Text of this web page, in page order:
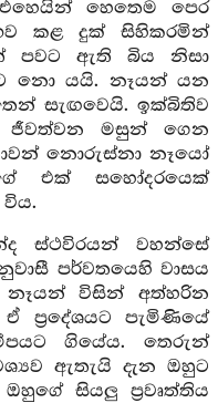
හෙතෙම පෙර
කළ දුක් සිහිකරමින්
පවට ඇති බිය නිසා
නො යයි. නෑයන් යන
සැඟවෙයි. ඉක්බිතිව
ජීවත්වන මසුන් ගෙන
නොරුස්නා නෑයෝ
එක් සහෝදරයෙක්
ස්ථවිරයන් වහන්සේ
පර්වතයෙහි වාසය
නෑයන් විසින් අත්හරින
ප්‍රදේශයට පැමිණියේ
ගියේය. තෙරුන්
ඇතැයි දැන ඔහුට
සියලු ප්‍රවෘත්තිය